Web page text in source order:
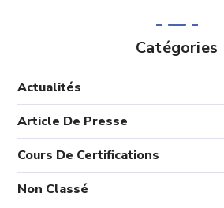
Catégories
Actualités
Article De Presse
Cours De Certifications
Non Classé